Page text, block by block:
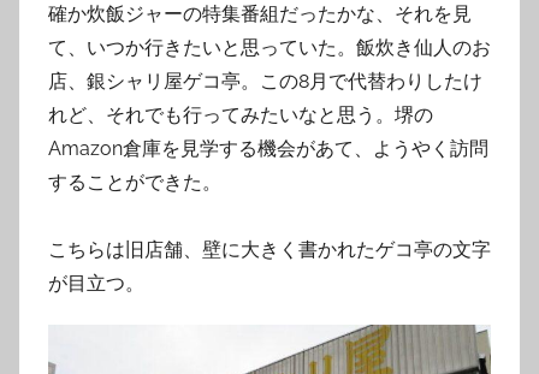
T
o
m
確か炊飯ジャーの特集番組だったかな、それを見
て、いつか行きたいと思っていた。飯炊き仙人のお
店、銀シャリ屋ゲコ亭。この8月で代替わりしたけ
れど、それでも行ってみたいなと思う。堺の
Amazon倉庫を見学する機会があて、ようやく訪問
することができた。
こちらは旧店舗、壁に大きく書かれたゲコ亭の文字
が目立つ。